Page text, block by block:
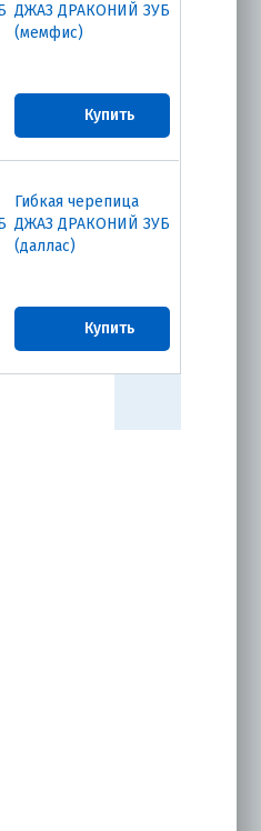
ДЖАЗ ДРАКОНИЙ ЗУБ
(мемфис)
Купить
Гибкая черепица
ДЖАЗ ДРАКОНИЙ ЗУБ
(даллас)
Купить